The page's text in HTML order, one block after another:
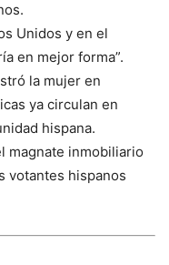
Unidos y en el
en mejor forma”.
la mujer en
ya circulan en
hispana.
magnate inmobiliario
votantes hispanos